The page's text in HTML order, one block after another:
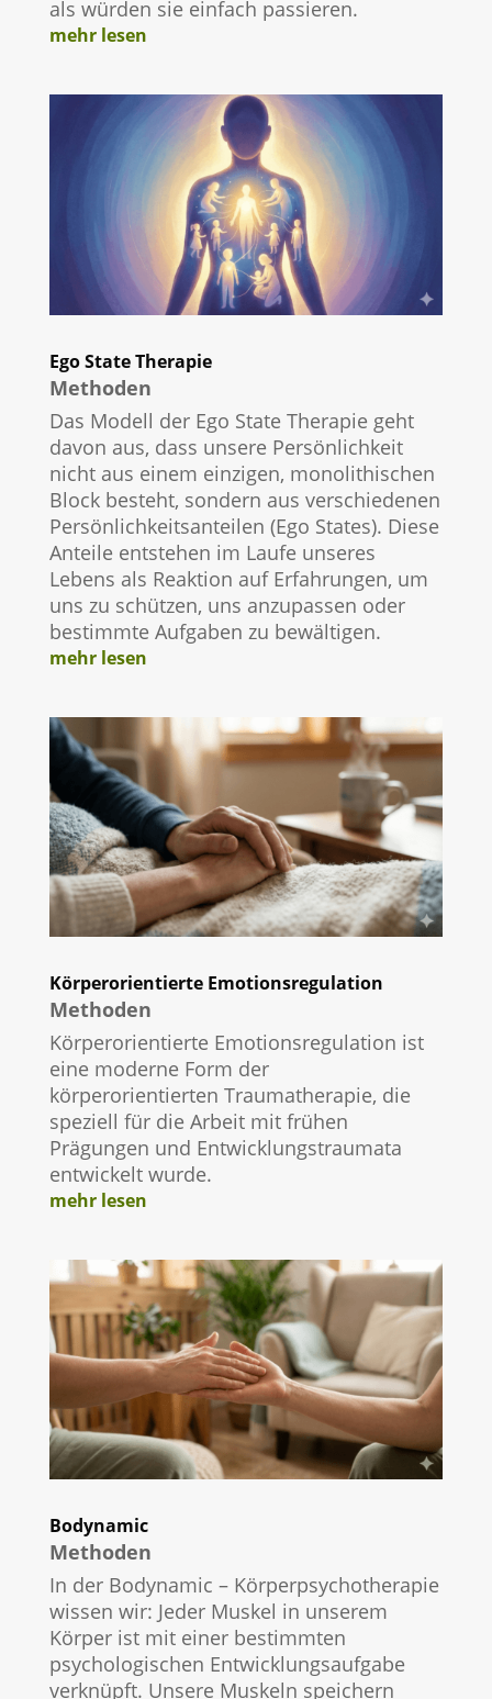
als würden sie einfach passieren.
mehr lesen
Ego State Therapie
Methoden
Das Modell der Ego State Therapie geht
davon aus, dass unsere Persönlichkeit
nicht aus einem einzigen, monolithischen
Block besteht, sondern aus verschiedenen
Persönlichkeitsanteilen (Ego States). Diese
Anteile entstehen im Laufe unseres
Lebens als Reaktion auf Erfahrungen, um
uns zu schützen, uns anzupassen oder
bestimmte Aufgaben zu bewältigen.
mehr lesen
Körperorientierte Emotionsregulation
Methoden
Körperorientierte Emotionsregulation ist
eine moderne Form der
körperorientierten Traumatherapie, die
speziell für die Arbeit mit frühen
Prägungen und Entwicklungstraumata
entwickelt wurde.
mehr lesen
Bodynamic
Methoden
In der Bodynamic – Körperpsychotherapie
wissen wir: Jeder Muskel in unserem
Körper ist mit einer bestimmten
psychologischen Entwicklungsaufgabe
verknüpft. Unsere Muskeln speichern